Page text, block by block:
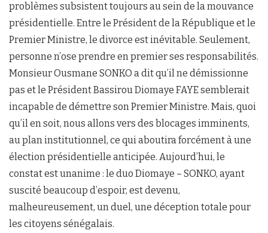
problèmes subsistent toujours au sein de la mouvance
présidentielle. Entre le Président de la République et le
Premier Ministre, le divorce est inévitable. Seulement,
personne n’ose prendre en premier ses responsabilités.
Monsieur Ousmane SONKO a dit qu’il ne démissionne
pas et le Président Bassirou Diomaye FAYE semblerait
incapable de démettre son Premier Ministre. Mais, quoi
qu’il en soit, nous allons vers des blocages imminents,
au plan institutionnel, ce qui aboutira forcément à une
élection présidentielle anticipée. Aujourd’hui, le
constat est unanime : le duo Diomaye – SONKO, ayant
suscité beaucoup d’espoir, est devenu,
malheureusement, un duel, une déception totale pour
les citoyens sénégalais.